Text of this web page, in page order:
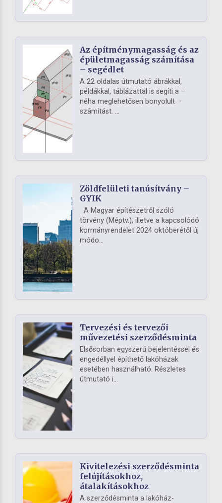
Az építménymagasság és az
épületmagasság számítása
– segédlet
A 22 oldalas útmutató ábrákkal,
példákkal, táblázattal is segíti a –
néha meglehetősen bonyolult –
számítást. ...
Zöldfelületi tanúsítvány –
GYIK
A Magyar építészetről szóló
törvény (Méptv.), illetve a kapcsolódó
kormányrendelet 2024 októberétől új
módo...
Tervezési és tervezői
művezetési szerződésminta
Elsősorban egyszerű bejelentéssel és
engedéllyel építhető lakóházak
esetében használható. Részletes
útmutató i...
Kivitelezési szerződésminta
felújításokhoz,
átalakításokhoz
A szerződésminta a lakóház-